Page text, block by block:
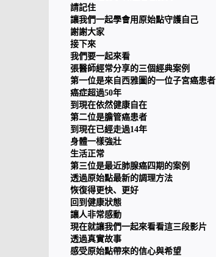
請記住
讓我們一起學會用原始點守護自己
謝謝大家
接下來
我們要一起來看
張醫師經常分享的三個經典案例
第一位是來自西雅圖的一位子宮癌患者
癌症超過50年
到現在依然健康自在
第二位是膽管癌患者
到現在已經走過14年
身體一樣強壯
生活正常
第三位是最近肺腺癌四期的案例
透過原始點最新的調理方法
恢復得更快、更好
回到健康狀態
讓人非常感動
現在就讓我們一起來看看這三段影片
透過真實故事
感受原始點帶來的信心與希望